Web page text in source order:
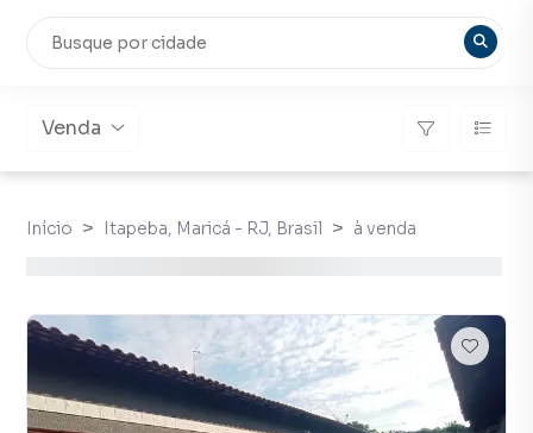
Venda
Início Itapeba, Maricá - RJ, Brasil à venda